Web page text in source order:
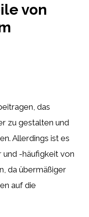
von
das
zu gestalten und
Allerdings ist es
und -häufigkeit von
da übermäßiger
auf die